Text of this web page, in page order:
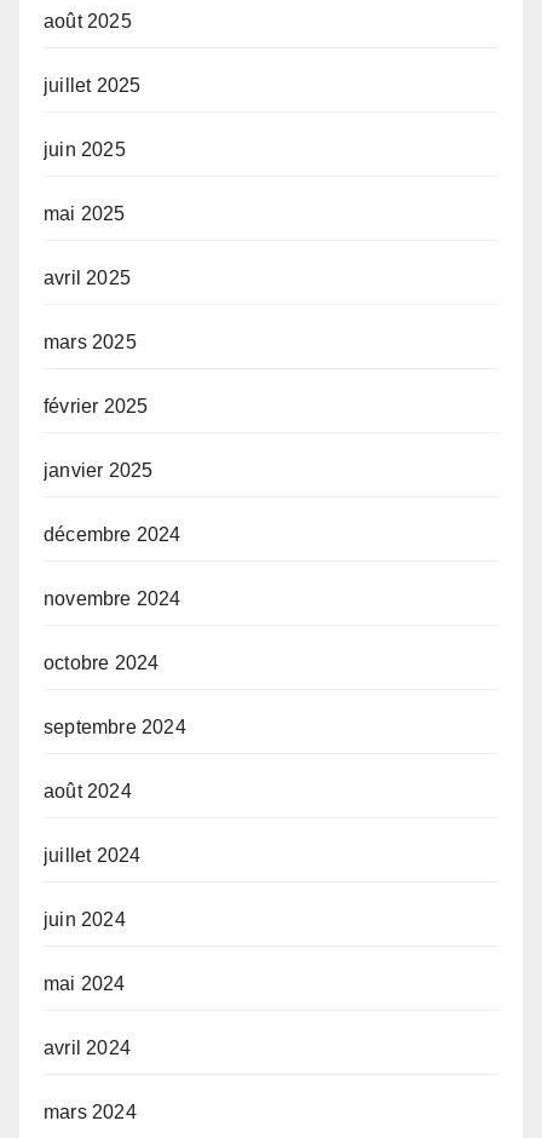
août 2025
juillet 2025
juin 2025
mai 2025
avril 2025
mars 2025
février 2025
janvier 2025
décembre 2024
novembre 2024
octobre 2024
septembre 2024
août 2024
juillet 2024
juin 2024
mai 2024
avril 2024
mars 2024